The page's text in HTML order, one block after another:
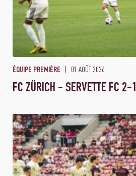
ÉQUIPE PREMIÈRE 01 AOÛT 2026
FC ZÜRICH - SERVETTE FC 2-1